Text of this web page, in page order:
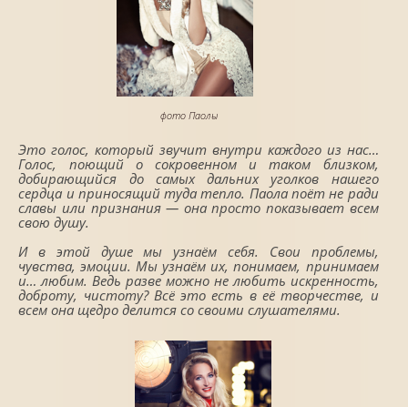
фото Паолы
Это голос, который звучит внутри каждого из нас…
Голос, поющий о сокровенном и таком близком,
добирающийся до самых дальних уголков нашего
сердца и приносящий туда тепло. Паола поёт не ради
славы или признания — она просто показывает всем
свою душу.
И в этой душе мы узнаём себя. Свои проблемы,
чувства, эмоции. Мы узнаём их, понимаем, принимаем
и… любим. Ведь разве можно не любить искренность,
доброту, чистоту? Всё это есть в её творчестве, и
всем она щедро делится со своими слушателями.